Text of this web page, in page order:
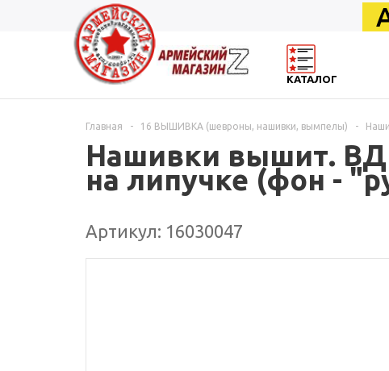
КАТАЛОГ
Главная - 16 ВЫШИВКА (шевроны, нашивки, вымпелы) -
Нашивки вышит.
на липучке (фон -
Артикул: 16030047